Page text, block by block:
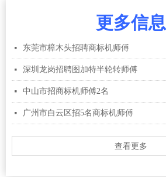
更多信息
넷 东莞市樟木头招聘商标机师傅
넷 深圳龙岗招聘图加特半轮转师傅
넷 中山市招商标机师傅2名
넷 广州市白云区招5名商标机师傅
查看更多